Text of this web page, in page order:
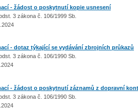
- žádost o poskytnutí kopie usnesení
3 zákona č. 106/1999 Sb.
- dotaz týkající se vydávání zbrojních průkazů
3 zákona č. 106/1990 Sb.
- žádost o poskytnutí záznamů z dopravní
3 zákona č. 106/1990 Sb.